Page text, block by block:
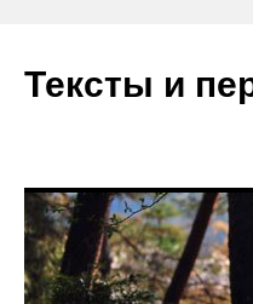
Тексты и